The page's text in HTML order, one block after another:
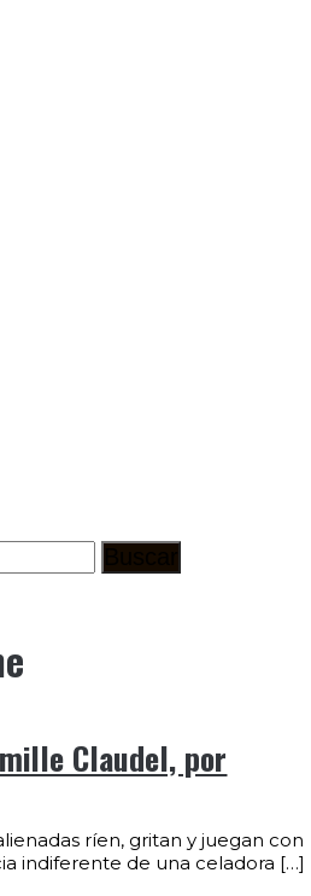
Claudel, por
ríen, gritan y juegan con
indiferente de una celadora […]